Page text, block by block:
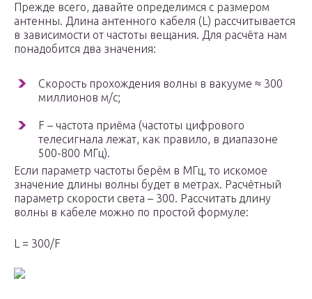
Прежде всего, давайте определимся с размером
антенны. Длина антенного кабеля (L) рассчитывается
в зависимости от частоты вещания. Для расчёта нам
понадобится два значения:
Скорость прохождения волны в вакууме ≈ 300
миллионов м/с;
F – частота приёма (частоты цифрового
телесигнала лежат, как правило, в диапазоне
500-800 МГц).
Если параметр частоты берём в МГц, то искомое
значение длины волны будет в метрах. Расчётный
параметр скорости света – 300. Рассчитать длину
волны в кабеле можно по простой формуле:
L = 300/F